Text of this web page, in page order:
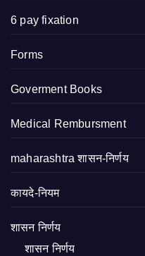
6 pay fixation
Forms
Goverment Books
Medical Rembursment
maharashtra शासन-निर्णय
कायदे-नियम
शासन निर्णय
शासन निर्णय